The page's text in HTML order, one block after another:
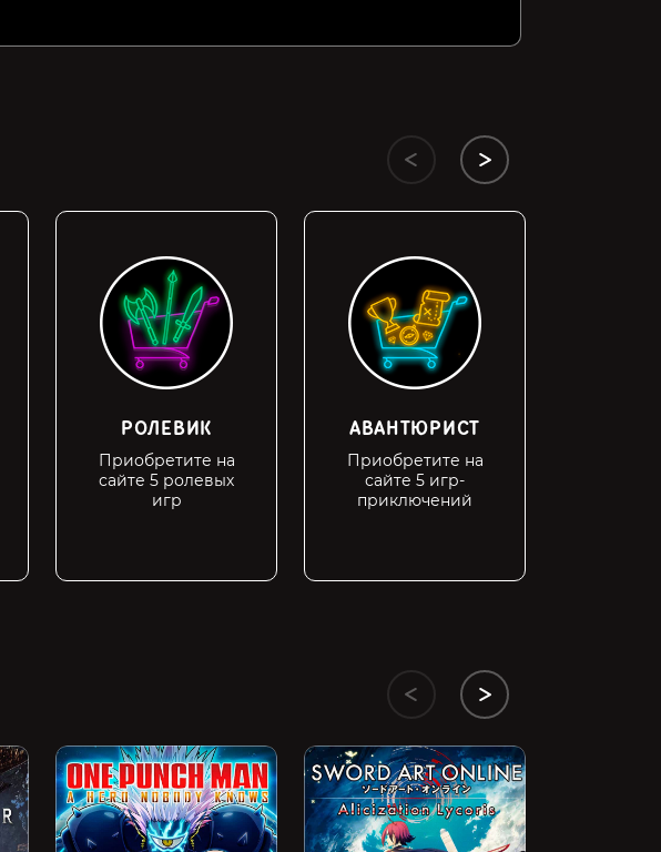
РОЛЕВИК
Приобретите на
сайте 5 ролевых
игр
АВАНТЮРИСТ
Приобретите на
сайте 5 игр-
приключений